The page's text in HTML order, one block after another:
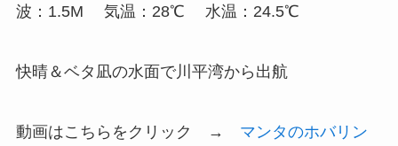
波：1.5M
気温：28℃ 水温：24.5℃
快晴＆ベタ凪の水面で川平湾から出航
動画はこちらをクリック → マンタのホバリン